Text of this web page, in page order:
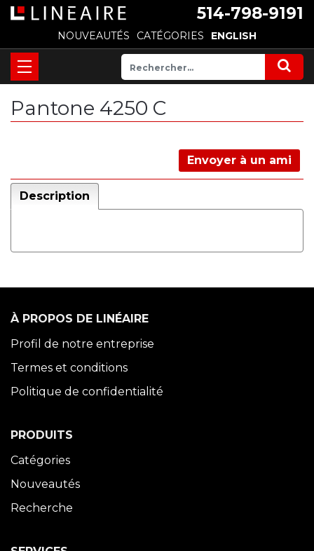
514-798-9191
NOUVEAUTÉS CATÉGORIES ENGLISH
Pantone 4250 C
Envoyer à un ami
Description
À PROPOS DE LINÉAIRE
Profil de notre entreprise
Termes et conditions
Politique de confidentialité
PRODUITS
Catégories
Nouveautés
Recherche